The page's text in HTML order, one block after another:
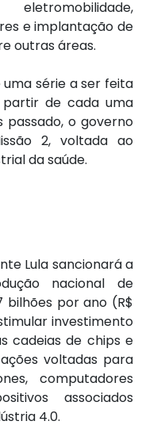
e implantação de
outras áreas.
série a ser feita
de cada uma
passado, o governo
2, voltada ao
da saúde.
Lula sancionará a
nacional de
bilhões por ano (R$
investimento
cadeias de chips e
voltadas para
computadores
associados
4.0.